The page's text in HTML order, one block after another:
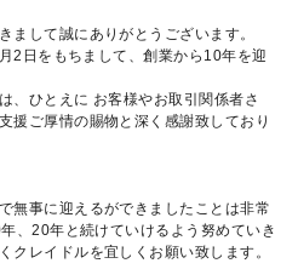
まして誠にありがとうございます。
2日をもちまして、創業から10年を迎
、ひとえに お客様やお取引関係者さ
援ご厚情の賜物と深く感謝致しており
無事に迎えるができましたことは非常
、20年と続けていけるよう努めていき
クレイドルを宜しくお願い致します。
0570
曜日、第２・４火曜日
重県津市神戸636-1